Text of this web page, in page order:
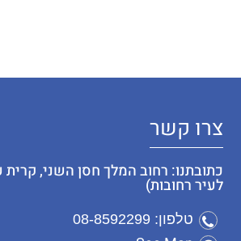
צרו קשר
כתובתנו: רחוב המלך חסן השני, קרית
לעיר רחובות)
טלפון: 08-8592299